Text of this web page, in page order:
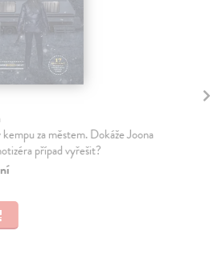
za městem. Dokáže Joona
případ vyřešit?